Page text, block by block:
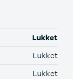
Lukket
Lukket
Lukket